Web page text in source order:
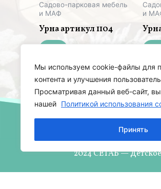
Мы используем cookie-файлы для
контента и улучшения
Просматривая данный веб-сайт,
нашей Политикой использования
Принять
Садово-парковая мебель
и МАФ
Урна артикул 1104
и
2024 СЕТАБ —